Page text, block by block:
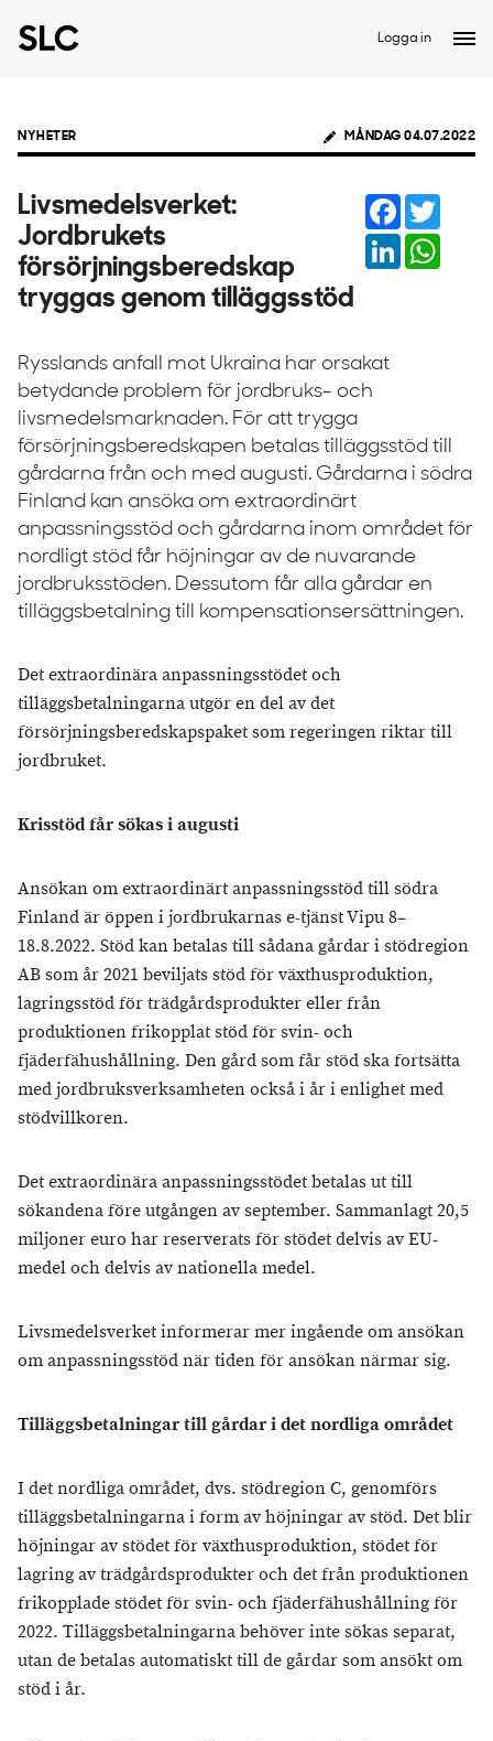
Logga in
NYHETER MÅNDAG 04.07.2022
Livsmedelsverket:
Jordbrukets
försörjningsberedskap
tryggas genom tilläggsstöd
Facebook
LinkedIn
Rysslands anfall mot Ukraina har orsakat
betydande problem för jordbruks- och
livsmedelsmarknaden. För att trygga
försörjningsberedskapen betalas tilläggsstöd till
gårdarna från och med augusti. Gårdarna i södra
Finland kan ansöka om extraordinärt
anpassningsstöd och gårdarna inom området för
nordligt stöd får höjningar av de nuvarande
jordbruksstöden. Dessutom får alla gårdar en
tilläggsbetalning till kompensationsersättningen.
Det extraordinära anpassningsstödet och
tilläggsbetalningarna utgör en del av det
försörjningsberedskapspaket som regeringen riktar till
jordbruket.
Krisstöd får sökas i augusti
Ansökan om extraordinärt anpassningsstöd till södra
Finland är öppen i jordbrukarnas e-tjänst Vipu 8–
18.8.2022. Stöd kan betalas till sådana gårdar i stödregion
AB som år 2021 beviljats stöd för växthusproduktion,
lagringsstöd för trädgårdsprodukter eller från
produktionen frikopplat stöd för svin- och
fjäderfähushållning. Den gård som får stöd ska fortsätta
med jordbruksverksamheten också i år i enlighet med
stödvillkoren.
Det extraordinära anpassningsstödet betalas ut till
sökandena före utgången av september. Sammanlagt 20,5
miljoner euro har reserverats för stödet delvis av EU-
medel och delvis av nationella medel.
Livsmedelsverket informerar mer ingående om ansökan
om anpassningsstöd när tiden för ansökan närmar sig.
Tilläggsbetalningar till gårdar i det nordliga området
I det nordliga området, dvs. stödregion C, genomförs
tilläggsbetalningarna i form av höjningar av stöd. Det blir
höjningar av stödet för växthusproduktion, stödet för
lagring av trädgårdsprodukter och det från produktionen
frikopplade stödet för svin- och fjäderfähushållning för
2022. Tilläggsbetalningarna behöver inte sökas separat,
utan de betalas automatiskt till de gårdar som ansökt om
stöd i år.